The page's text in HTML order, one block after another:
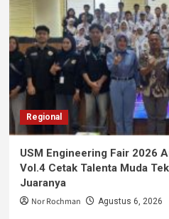
Regional
USM Engineering Fair 2026
Vol.4 Cetak Talenta Muda
Juaranya
Nor Rochman Agustus 6, 2026